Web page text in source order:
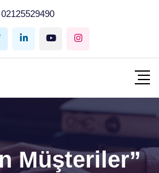
02125529490
Müşteriler”